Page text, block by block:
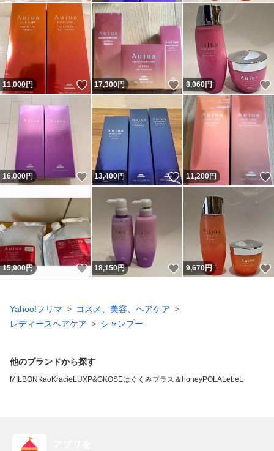
11,000円 いいね！
17,300円 いいね！
8,060円
16,000円 いいね！
13,400円 いいね！
11,200円
15,900円 いいね！
18,150円 いいね！
9,670円
Yahoo!フリマ
コスメ、美容、ヘアケア
レディースヘアケア
シャンプー
他のブランドから探す
MILBON KaoKracie LUXP&GKOSEはぐくみプラス ＆honeyPOLALebeL